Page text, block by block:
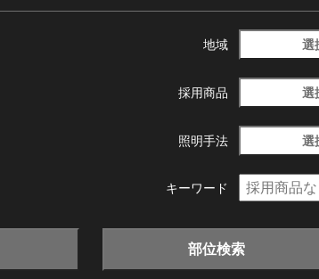
地域 選
採用商品 選
照明手法 選
キーワード
部位検索